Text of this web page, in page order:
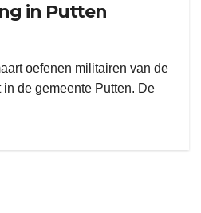
in Putten
oefenen militairen van de
de gemeente Putten. De